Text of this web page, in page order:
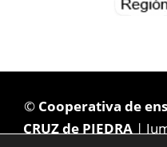
© Cooperativa de
CRUZ de PIEDRA|